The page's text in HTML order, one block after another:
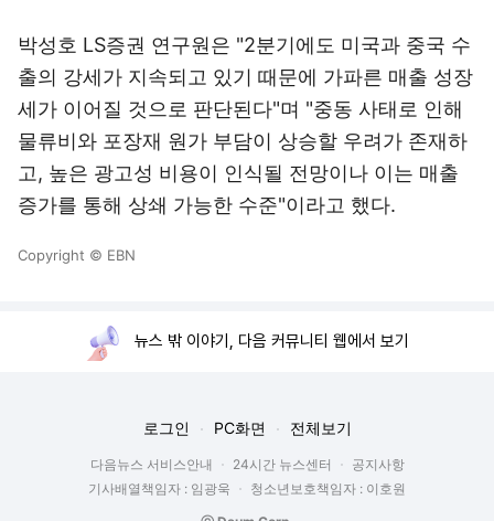
박성호 LS증권 연구원은 "2분기에도 미국과 중국 수
출의 강세가 지속되고 있기 때문에 가파른 매출 성장
세가 이어질 것으로 판단된다"며 "중동 사태로 인해
물류비와 포장재 원가 부담이 상승할 우려가 존재하
고, 높은 광고성 비용이 인식될 전망이나 이는 매출
증가를 통해 상쇄 가능한 수준"이라고 했다.
Copyright © EBN
뉴스 밖 이야기, 다음 커뮤니티 웹에서 보기
로그인 PC화면 전체보기
다음뉴스 서비스안내 24시간 뉴스센터
공지사항
기사배열책임자 : 임광욱
청소년보호책임자 : 이호원